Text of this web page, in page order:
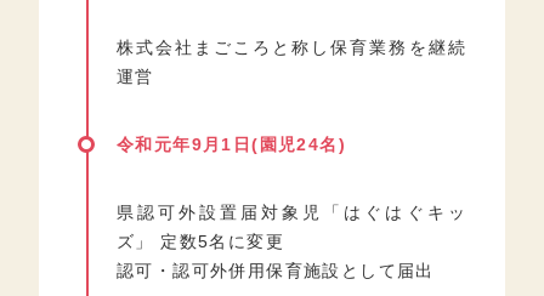
株式会社まごころと称し保育業務を継続
運営
令和元年9月1日(園児24名)
県認可外設置届対象児「はぐはぐキッ
ズ」 定数5名に変更
認可・認可外併用保育施設として届出